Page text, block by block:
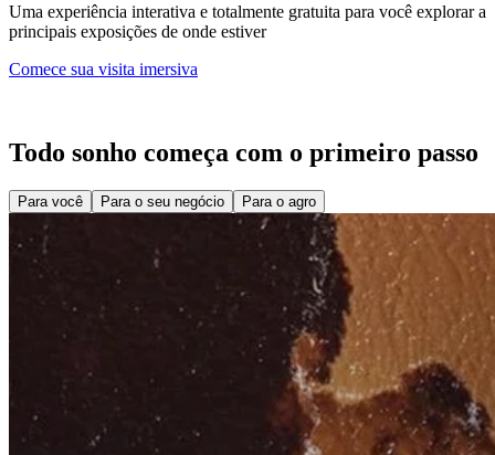
Uma experiência interativa e totalmente gratuita para você explorar as
principais exposições de onde estiver
Comece sua visita imersiva
Todo sonho começa com o primeiro passo
Para você Para o seu negócio Para o agro